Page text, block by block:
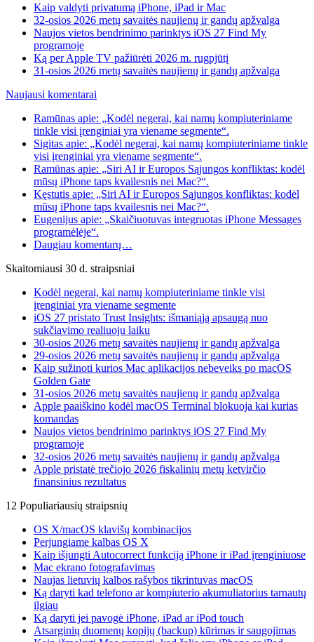
Kaip valdyti privatumą iPhone, iPad ir Mac
32-osios 2026 metų savaitės naujienų ir gandų apžvalga
Naujos vietos bendrinimo parinktys iOS 27 Find My
programoje
Ką per Apple TV pažiūrėti 2026 m. rugpjūtį
31-osios 2026 metų savaitės naujienų ir gandų apžvalga
Naujausi komentarai
Ramūnas apie: „Kodėl negerai, kai namų kompiuteriniame
tinkle visi įrenginiai yra viename segmente“.
Sigitas apie: „Kodėl negerai, kai namų kompiuteriniame tinkle
visi įrenginiai yra viename segmente“.
Ramūnas apie: „Siri AI ir Europos Sąjungos konfliktas: kodėl
mūsų iPhone taps kvailesnis nei Mac?“.
Kęstutis apie: „Siri AI ir Europos Sąjungos konfliktas: kodėl
mūsų iPhone taps kvailesnis nei Mac?“.
Eugenijus apie: „Skaičiuotuvas integruotas iPhone Messages
programėlėje“.
Daugiau komentarų…
Skaitomiausi 30 d. straipsniai
Kodėl negerai, kai namų kompiuteriniame tinkle visi
įrenginiai yra viename segmente
iOS 27 pristato Trust Insights: išmaniąją apsaugą nuo
sukčiavimo realiuoju laiku
30-osios 2026 metų savaitės naujienų ir gandų apžvalga
29-osios 2026 metų savaitės naujienų ir gandų apžvalga
Kaip sužinoti kurios Mac aplikacijos nebeveiks po macOS
Golden Gate
31-osios 2026 metų savaitės naujienų ir gandų apžvalga
Apple paaiškino kodėl macOS Terminal blokuoja kai kurias
komandas
Naujos vietos bendrinimo parinktys iOS 27 Find My
programoje
32-osios 2026 metų savaitės naujienų ir gandų apžvalga
Apple pristatė trečiojo 2026 fiskalinių metų ketvirčio
finansinius rezultatus
12 Populiariausių straipsnių
OS X/macOS klavišų kombinacijos
Perjungiame kalbas OS X
Kaip išjungti Autocorrect funkciją iPhone ir iPad įrenginiuose
Mac ekrano fotografavimas
Naujas lietuvių kalbos rašybos tikrintuvas macOS
Ką daryti kad telefono ar kompiuterio akumuliatorius tarnautų
ilgiau
Ką daryti jei pavogė iPhone, iPad ar iPod touch
Atsarginių duomenų kopijų (backup) kūrimas ir saugojimas